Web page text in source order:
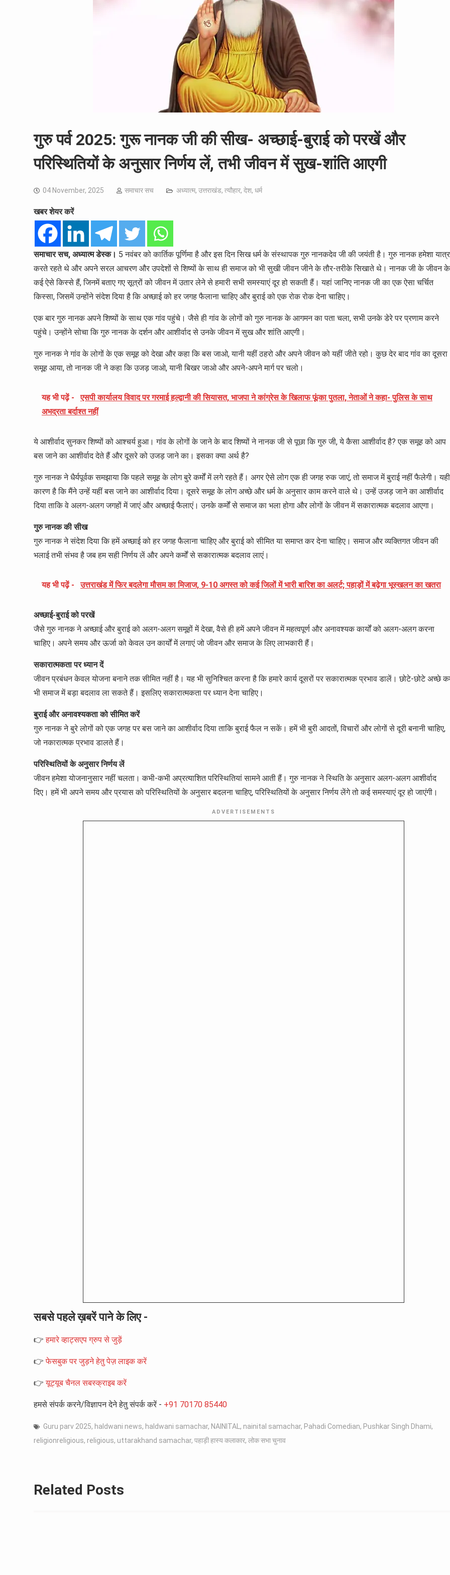
गुरु पर्व 2025: गुरू नानक जी की सीख- अच्छाई-बुराई को परखें और
परिस्थितियों के अनुसार निर्णय लें, तभी जीवन में सुख-शांति आएगी
04 November, 2025 समाचार सच अध्यात्म, उत्तराखंड, त्यौहार, देश, धर्म
खबर शेयर करें
समाचार सच, अध्यात्म डेस्क। 5 नवंबर को कार्तिक पूर्णिमा है और इस दिन सिख धर्म के संस्थापक गुरु नानकदेव जी की जयंती है। गुरु नानक हमेशा
करते रहते थे और अपने सरल आचरण और उपदेशों से शिष्यों के साथ ही समाज को भी सुखी जीवन जीने के तौर-तरीके सिखाते थे। नानक जी के जीवन के
कई ऐसे किस्से हैं, जिनमें बताए गए सूत्रों को जीवन में उतार लेने से हमारी सभी समस्याएं दूर हो सकती हैं। यहां जानिए नानक जी का एक ऐसा चर्चित
किस्सा, जिसमें उन्होंने संदेश दिया है कि अच्छाई को हर जगह फैलाना चाहिए और बुराई को एक रोक रोक देना चाहिए।
एक बार गुरु नानक अपने शिष्यों के साथ एक गांव पहुंचे। जैसे ही गांव के लोगों को गुरु नानक के आगमन का पता चला, सभी उनके डेरे पर प्रणाम करने
पहुंचे। उन्होंने सोचा कि गुरु नानक के दर्शन और आशीर्वाद से उनके जीवन में सुख और शांति आएगी।
गुरु नानक ने गांव के लोगों के एक समूह को देखा और कहा कि बस जाओ, यानी यहीं ठहरो और अपने जीवन को यहीं जीते रहो। कुछ देर बाद गांव का दूसरा
समूह आया, तो नानक जी ने कहा कि उजड़ जाओ, यानी बिखर जाओ और अपने-अपने मार्ग पर चलो।
यह भी पढ़ें -
एसपी कार्यालय विवाद पर गरमाई हल्द्वानी की सियासत, भाजपा ने कांग्रेस के खिलाफ फूंका पुतला, नेताओं ने कहा- पुलिस के साथ
अभद्रता बर्दाश्त नहीं
ये आशीर्वाद सुनकर शिष्यों को आश्चर्य हुआ। गांव के लोगों के जाने के बाद शिष्यों ने नानक जी से पूछा कि गुरु जी, ये कैसा आशीर्वाद है? एक समूह को आप
बस जाने का आशीर्वाद देते हैं और दूसरे को उजड़ जाने का। इसका क्या अर्थ है?
गुरु नानक ने धैर्यपूर्वक समझाया कि पहले समूह के लोग बुरे कर्मों में लगे रहते हैं। अगर ऐसे लोग एक ही जगह रुक जाएं, तो समाज में बुराई नहीं फैलेगी। यही
कारण है कि मैंने उन्हें यहीं बस जाने का आशीर्वाद दिया। दूसरे समूह के लोग अच्छे और धर्म के अनुसार काम करने वाले थे। उन्हें उजड़ जाने का आशीर्वाद
दिया ताकि वे अलग-अलग जगहों में जाएं और अच्छाई फैलाएं। उनके कर्मों से समाज का भला होगा और लोगों के जीवन में सकारात्मक बदलाव आएगा।
गुरु नानक की सीख
गुरु नानक ने संदेश दिया कि हमें अच्छाई को हर जगह फैलाना चाहिए और बुराई को सीमित या समाप्त कर देना चाहिए। समाज और व्यक्तिगत जीवन की
भलाई तभी संभव है जब हम सही निर्णय लें और अपने कर्मों से सकारात्मक बदलाव लाएं।
यह भी पढ़ें - उत्तराखंड में फिर बदलेगा मौसम का मिजाज, 9-10 अगस्त को कई जिलों में भारी बारिश का अलर्ट; पहाड़ों में बढ़ेगा भूस्खलन का खतरा
अच्छाई-बुराई को परखें
जैसे गुरु नानक ने अच्छाई और बुराई को अलग-अलग समूहों में देखा, वैसे ही हमें अपने जीवन में महत्वपूर्ण और अनावश्यक कार्यों को अलग-अलग करना
चाहिए। अपने समय और ऊर्जा को केवल उन कार्यों में लगाएं जो जीवन और समाज के लिए लाभकारी हैं।
सकारात्मकता पर ध्यान दें
जीवन प्रबंधन केवल योजना बनाने तक सीमित नहीं है। यह भी सुनिश्चित करना है कि हमारे कार्य दूसरों पर सकारात्मक प्रभाव डालें। छोटे-छोटे अच्छे
भी समाज में बड़ा बदलाव ला सकते हैं। इसलिए सकारात्मकता पर ध्यान देना चाहिए।
बुराई और अनावश्यकता को सीमित करें
गुरु नानक ने बुरे लोगों को एक जगह पर बस जाने का आशीर्वाद दिया ताकि बुराई फैल न सकें। हमें भी बुरी आदतों, विचारों और लोगों से दूरी बनानी चाहिए,
जो नकारात्मक प्रभाव डालते हैं।
परिस्थितियों के अनुसार निर्णय लें
जीवन हमेशा योजनानुसार नहीं चलता। कभी-कभी अप्रत्याशित परिस्थितियां सामने आती हैं। गुरु नानक ने स्थिति के अनुसार अलग-अलग आशीर्वाद
दिए। हमें भी अपने समय और प्रयास को परिस्थितियों के अनुसार बदलना चाहिए, परिस्थितियों के अनुसार निर्णय लेंगे तो कई समस्याएं दूर हो जाएंगी।
ADVERTISEMENTS
सबसे पहले ख़बरें पाने के लिए -
👉हमारे व्हाट्सएप ग्रुप से जुड़ें
👉फेसबुक पर जुड़ने हेतु पेज़ लाइक करें
👉यूट्यूब चैनल सबस्क्राइब करें
हमसे संपर्क करने/विज्ञापन देने हेतु संपर्क करें - +91 70170 85440
Guru parv 2025, haldwani news, haldwani samachar, NAINITAL, nainital samachar, Pahadi Comedian, Pushkar Singh Dhami,
religionreligious, religious, uttarakhand samachar, पहाड़ी हास्य कलाकार, लोक सभा चुनाव
Related Posts